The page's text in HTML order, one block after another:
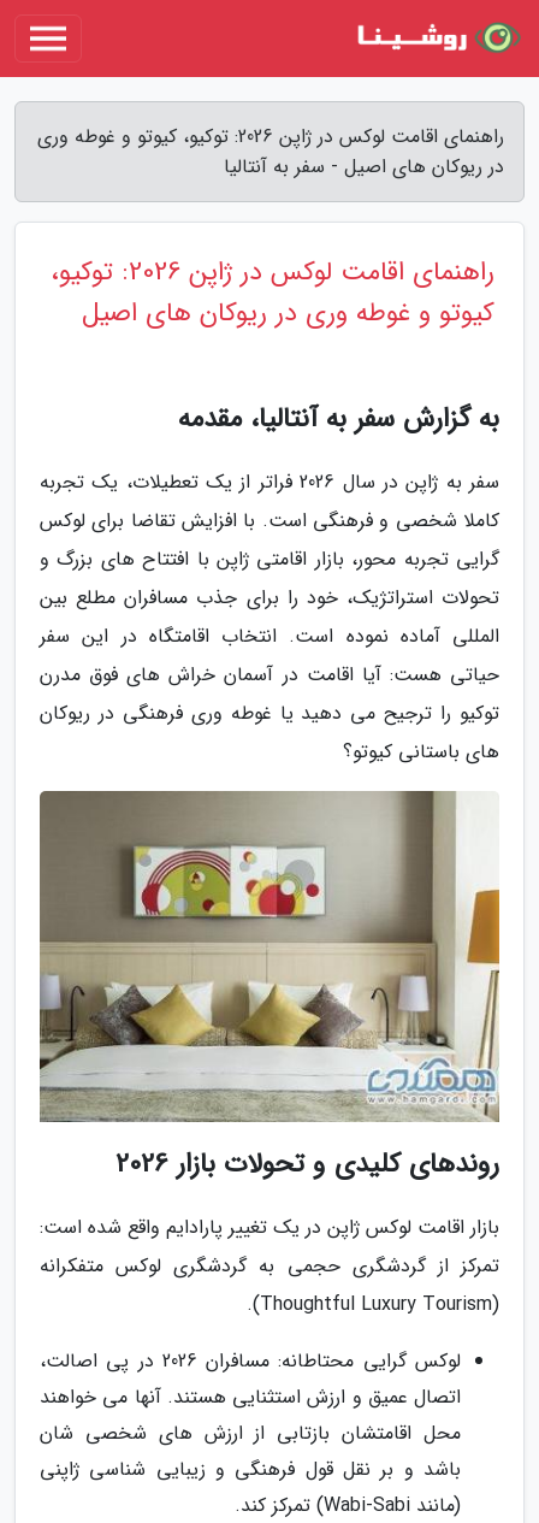
راهنمای اقامت لوکس در ژاپن 2026: توکیو، کیوتو و غوطه وری
در ریوکان های اصیل - سفر به آنتالیا
راهنمای اقامت لوکس در ژاپن 2026: توکیو،
کیوتو و غوطه وری در ریوکان های اصیل
به گزارش سفر به آنتالیا، مقدمه
سفر به ژاپن در سال 2026 فراتر از یک تعطیلات، یک تجربه
کاملا شخصی و فرهنگی است. با افزایش تقاضا برای لوکس
گرایی تجربه محور، بازار اقامتی ژاپن با افتتاح های بزرگ و
تحولات استراتژیک، خود را برای جذب مسافران مطلع بین
المللی آماده نموده است. انتخاب اقامتگاه در این سفر
حیاتی هست: آیا اقامت در آسمان خراش های فوق مدرن
توکیو را ترجیح می دهید یا غوطه وری فرهنگی در ریوکان
های باستانی کیوتو؟
روندهای کلیدی و تحولات بازار 2026
بازار اقامت لوکس ژاپن در یک تغییر پارادایم واقع شده است:
تمرکز از گردشگری حجمی به گردشگری لوکس متفکرانه
(Thoughtful Luxury Tourism).
لوکس گرایی محتاطانه: مسافران 2026 در پی اصالت،
اتصال عمیق و ارزش استثنایی هستند. آنها می خواهند
محل اقامتشان بازتابی از ارزش های شخصی شان
باشد و بر نقل قول فرهنگی و زیبایی شناسی ژاپنی
(مانند Wabi-Sabi) تمرکز کند.